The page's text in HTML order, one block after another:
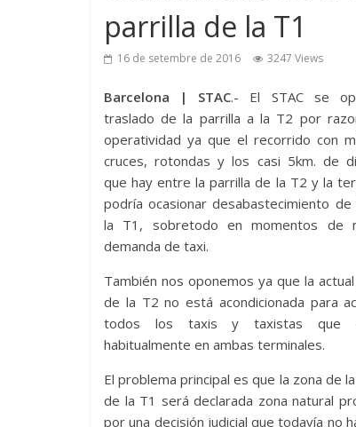
parrilla de la T1
16 de setembre de 2016 3247 Views
Barcelona | STAC.- El STAC se
traslado de la parrilla a la T2 por
operatividad ya que el recorrido con
cruces, rotondas y los casi 5km. de
que hay entre la parrilla de la T2 y la
podría ocasionar desabastecimiento
la T1, sobretodo en momentos de
demanda de taxi.
También nos oponemos ya que la
de la T2 no está acondicionada para
todos los taxis y taxistas que
habitualmente en ambas terminales.
El problema principal es que la zona de
de la T1 será declarada zona natural
por una decisión judicial que todavía no